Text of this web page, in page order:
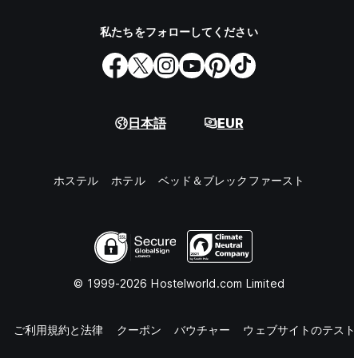
私たちをフォローしてください
日本語 EUR
ホステル ホテル ベッド＆ブレックファースト
© 1999-2026 Hostelworld.com Limited
ご利用規約と法律 クーポン バウチャー ウェブサイトのテスト